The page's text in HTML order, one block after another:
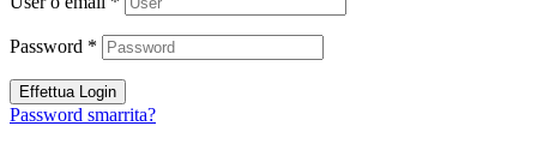
Password *
Effettua Login
Password smarrita?